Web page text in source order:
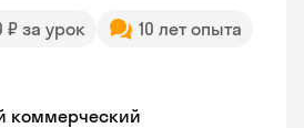
₽ за урок
10 лет опыта
коммерческий